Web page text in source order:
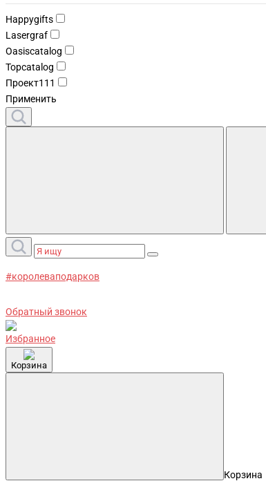
Happygifts
Lasergraf
Oasiscatalog
Topcatalog
Проект111
Применить
#королеваподарков
Обратный звонок
Избранное
Корзина
Корзина